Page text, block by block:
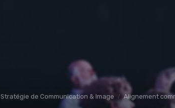
Stratégie de Communication & Image Alignement